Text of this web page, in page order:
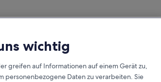
wichtig
greifen auf Informationen auf einem Gerät zu,
personenbezogene Daten zu verarbeiten. Sie